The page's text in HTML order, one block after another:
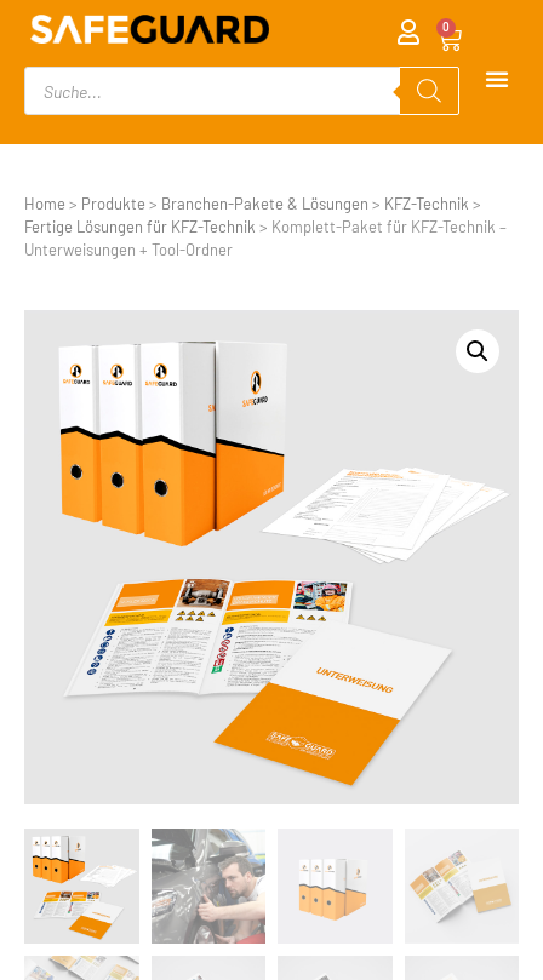
0
Home > Produkte > Branchen-Pakete & Lösungen > KFZ-Technik >
Fertige Lösungen für KFZ-Technik > Komplett-Paket für KFZ-Technik –
Unterweisungen + Tool-Ordner